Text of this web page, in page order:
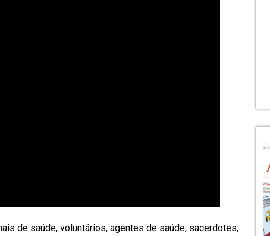
de saúde, voluntários, agentes de saúde, sacerdotes,